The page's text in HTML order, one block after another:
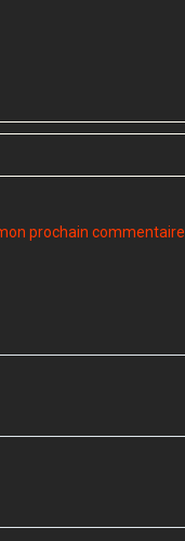
prochain commentaire.